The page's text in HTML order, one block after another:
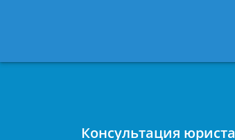
Консультация